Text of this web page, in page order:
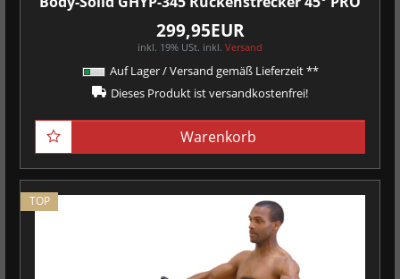
299,95EUR
inkl. 19% USt. inkl. Versand
Auf Lager / Versand gemäß Lieferzeit **
Dieses Produkt ist versandkostenfrei!
Warenkorb
TOP